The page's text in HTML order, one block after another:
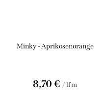
Minky - Aprikosenorange
8,70 € / lfm